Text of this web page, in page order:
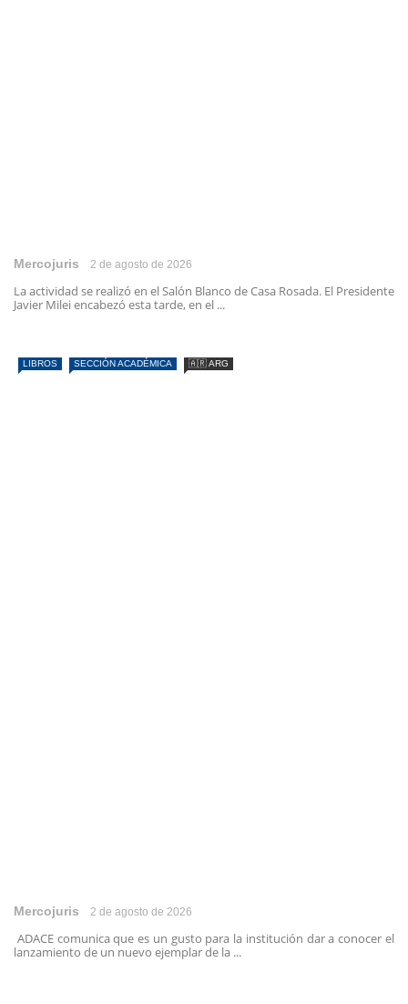
Mercojuris 2 de agosto de 2026
La actividad se realizó en el Salón Blanco de Casa Rosada. El Presidente
Javier Milei encabezó esta tarde, en el ...
LIBROS SECCIÓN ACADÉMICA 🇦🇷 ARG
Mercojuris 2 de agosto de 2026
ADACE comunica que es un gusto para la institución dar a conocer el
lanzamiento de un nuevo ejemplar de la ...